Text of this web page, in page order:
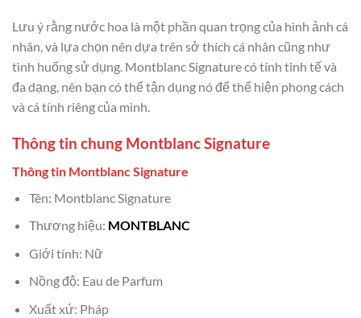
Lưu ý rằng nước hoa là một phần quan trọng của hình ảnh cá
nhân, và lựa chọn nên dựa trên sở thích cá nhân cũng như
tình huống sử dụng. Montblanc Signature có tính tinh tế và
đa dạng, nên bạn có thể tận dụng nó để thể hiện phong cách
và cá tính riêng của mình.
Thông tin chung Montblanc Signature
Thông tin Montblanc Signature
Tên: Montblanc Signature
Thương hiệu: MONTBLANC
Giới tính: Nữ
Nồng độ: Eau de Parfum
Xuất xứ: Pháp